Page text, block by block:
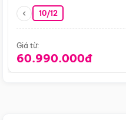
10/12
Giá từ:
60.990.000đ